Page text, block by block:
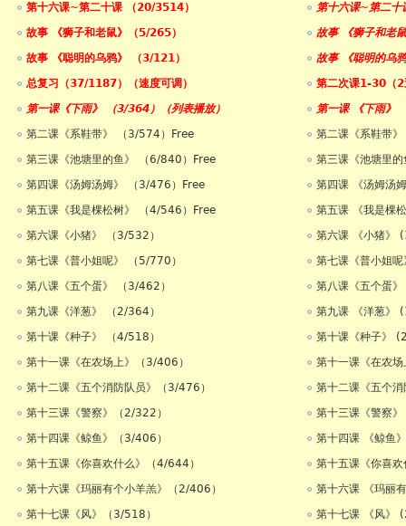
第十六课~第二十课 （20/3514）
故事 《狮子和老鼠》（5/265）
故事 《聪明的乌鸦》 （3/121）
总复习（37/1187）（速度可调）
第一课《下雨》 （3/364）（列表播放）
第二课《系鞋带》 （3/574）Free
第三课《池塘里的鱼》 （6/840）Free
第四课《汤姆汤姆》 （3/476）Free
第五课《我是棵松树》 （4/546）Free
第六课《小猪》 （3/532）
第七课《普小姐呢》 （5/770）
第八课《五个蛋》 （3/462）
第九课《洋葱》 （2/364）
第十课《种子》 （4/518）
第十一课《在农场上》（3/406）
第十二课《五个消防队员》（3/476）
第十三课《警察》（2/322）
第十四课《鲸鱼》（3/406）
第十五课《你喜欢什么》（4/644）
第十六课《玛丽有个小羊羔》（2/406）
第十七课《风》（3/518）
第十六课~第二
故事 《狮子和老
故事 《聪明的乌
第二次课1-30（
第一课 《下雨》
第二课《系鞋带
第三课《池塘里
第四课 《汤姆汤
第五课 《我是棵
第六课 《小猪》
第七课《普小姐
第八课《五个蛋
第九课 《洋葱》
第十课《种子》
第十一课《在农
第十二课《五个
第十三课《警察
第十四课 《鲸鱼
第十五课《你喜
第十六课 《玛丽
第十七课 《风》